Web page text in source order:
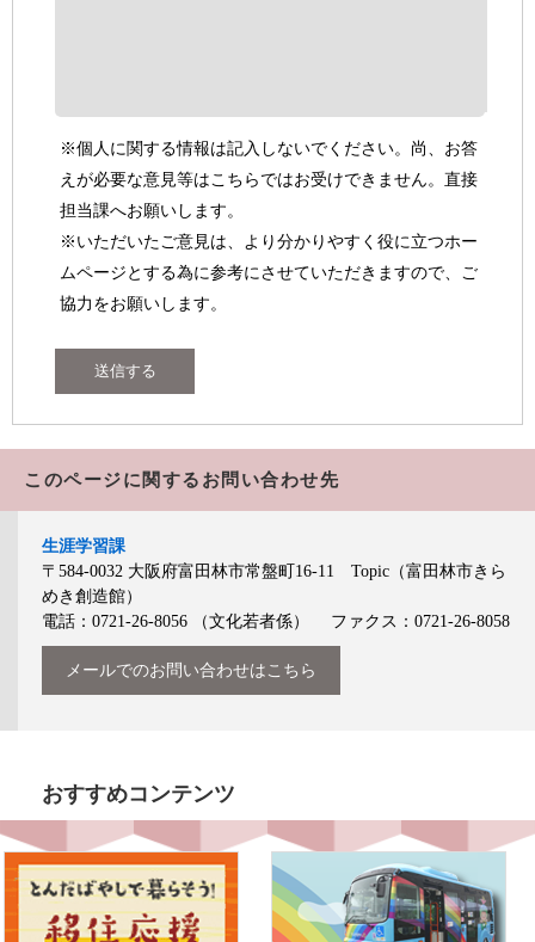
※個人に関する情報は記入しないでください。尚、お答
えが必要な意見等はこちらではお受けできません。直接
担当課へお願いします。
※いただいたご意見は、より分かりやすく役に立つホー
ムページとする為に参考にさせていただきますので、ご
協力をお願いします。
このページに関するお問い合わせ先
生涯学習課
〒584-0032 大阪府富田林市常盤町16-11 Topic（富田林市きら
めき創造館）
電話：0721-26-8056
（文化若者係） ファクス：0721-26-8058
メールでのお問い合わせはこちら
おすすめコンテンツ